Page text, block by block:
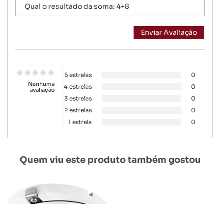
Nenhuma
avaliação
5 estrelas
0
4 estrelas
0
3 estrelas
0
2 estrelas
0
1 estrela
0
Quem viu este produto também gostou